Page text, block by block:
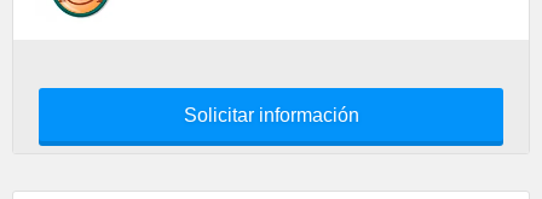
Solicitar información